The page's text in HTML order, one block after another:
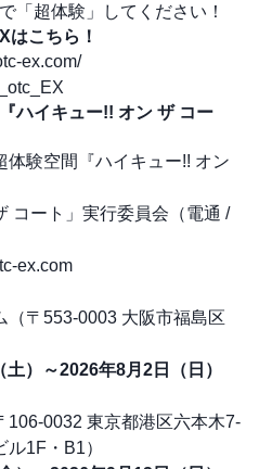
「超体験」してください！
はこちら！
ex.com/
ハイキュー!! オン ザ コー
体験空間『ハイキュー!! オン
コート」実行委員会（電通 /
ex.com
（〒553-0003 大阪市福島区
）～2026年8月2日（日）
106-0032 東京都港区六本木7-
1F・B1）